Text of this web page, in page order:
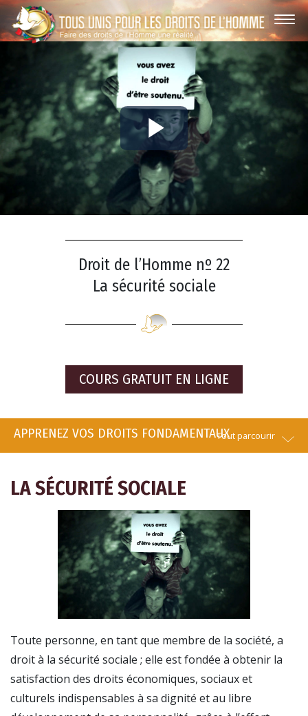
Play
Video
Droit de l’Homme nº 22
La sécurité sociale
COURS GRATUIT EN LIGNE
APPRENEZ VOS DROITS FONDAMENTAUXTout parcourir
LA SÉCURITÉ SOCIALE
Toute personne, en tant que membre de la société, a
droit à la sécurité sociale ; elle est fondée à obtenir la
satisfaction des droits économiques, sociaux et
culturels indispensables à sa dignité et au libre